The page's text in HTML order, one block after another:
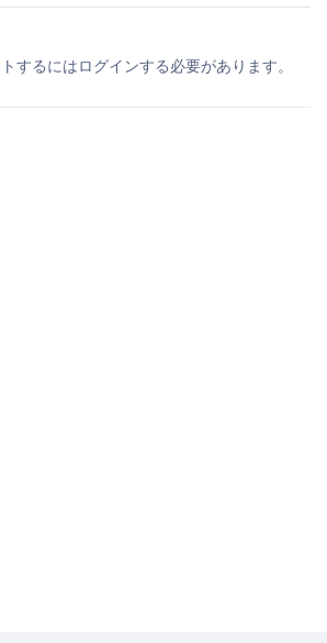
するにはログインする必要があります。